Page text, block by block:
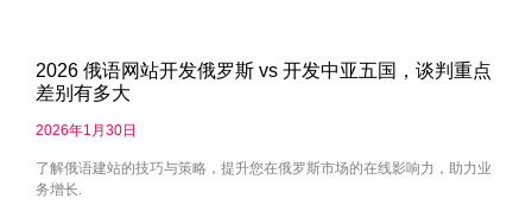
2026 俄语网站开发俄罗斯 vs 开发中亚五国，谈判重点
差别有多大
2026年1月30日
了解俄语建站的技巧与策略，提升您在俄罗斯市场的在线影响力，助力业
务增长.